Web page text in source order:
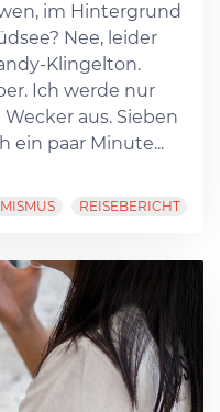
im Hintergrund
Nee, leider
Klingelton.
Ich werde nur
aus. Sieben
ein paar Minute...
REISEBERICHT